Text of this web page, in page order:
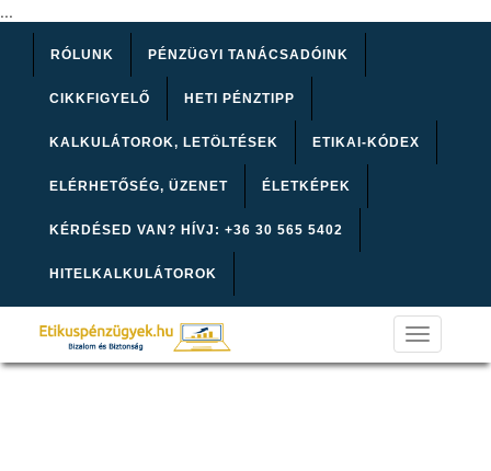
...
RÓLUNK PÉNZÜGYI TANÁCSADÓINK
CIKKFIGYELŐ HETI PÉNZTIPP
KALKULÁTOROK, LETÖLTÉSEK ETIKAI-KÓDEX
ELÉRHETŐSÉG, ÜZENET ÉLETKÉPEK
KÉRDÉSED VAN? HÍVJ: +36 30 565 5402
HITELKALKULÁTOROK
Toggle
navigation